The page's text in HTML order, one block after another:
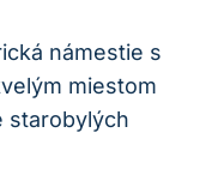
námestie s
miestom
starobylých